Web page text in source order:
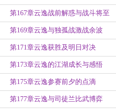
第167章云逸战前解惑与战斗将至
第169章云逸与独孤战激战余波
第171章云逸获胜及明日对决
第173章云逸的江湖成长与感悟
第175章云逸参赛前夕的点滴
第177章云逸与司徒兰比武博弈